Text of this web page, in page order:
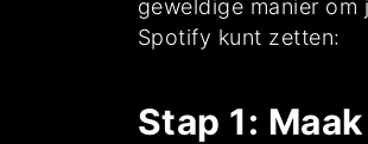
geweldige manier
Spotify kunt zetten:
Stap 1: